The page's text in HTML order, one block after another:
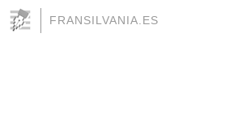
FRANSILVANIA.ES